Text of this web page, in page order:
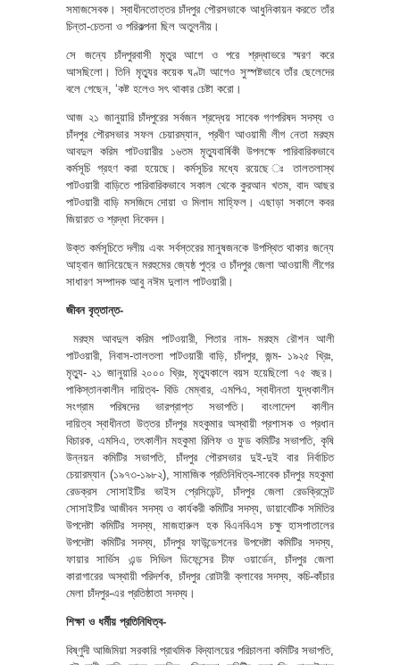
সমাজসেবক। স্বাধীনতোত্তর চাঁদপুর পৌরসভাকে আধুনিকায়ন করতে তাঁর
চিন্তা-চেতনা ও পরিকল্পনা ছিল অতুলনীয়।
সে জন্যে চাঁদপুরবাসী মৃতু্র আগে ও পরে শ্রদ্ধাভরে স্মরণ করে
আসছিলো। তিনি মৃত্যুর কয়েক ঘণ্টা আগেও সুস্পষ্টভাবে তাঁর ছেলেদের
বলে গেছেন, ‘কষ্ট হলেও সৎ থাকার চেষ্টা করো।
আজ ২১ জানুয়ারি চাঁদপুরের সর্বজন শ্রদ্ধেয় সাবেক গণপরিষদ সদস্য ও
চাঁদপুর পৌরসভার সফল চেয়ারম্যান, প্রবীণ আওয়ামী লীগ নেতা মরহুম
আবদুল করিম পাটওয়ারীর ১৬তম মৃত্যুবার্ষিকী উপলক্ষে পারিবারিকভাবে
কর্মসূচি গ্রহণ করা হয়েছে। কর্মসূচির মধ্যে রয়েছে ঃ তালতলাস্থ
পাটওয়ারী বাড়িতে পারিবারিকভাবে সকাল থেকে কুরআন খতম, বাদ আছর
পাটওয়ারী বাড়ি মসজিদে দোয়া ও মিলাদ মাহ্ফিল। এছাড়া সকালে কবর
জিয়ারত ও শ্রদ্ধা নিবেদন।
উক্ত কর্মসূচিতে দলীয় এবং সর্বস্তরের মানুষজনকে উপস্থিত থাকার জন্যে
আহ্বান জানিয়েছেন মরহুমের জ্যেষ্ঠ পুত্র ও চাঁদপুর জেলা আওয়ামী লীগের
সাধারণ সম্পাদক আবু নঈম দুলাল পাটওয়ারী।
জীবন বৃত্তান্ত-
মরহুম আবদুল করিম পাটওয়ারী, পিতার নাম- মরহুম রৌশন আলী
পাটওয়ারী, নিবাস-তালতলা পাটওয়ারী বাড়ি, চাঁদপুর, জন্ম- ১৯২৫ খ্রিঃ,
মৃত্যু- ২১ জানুয়ারি ২০০০ খ্রিঃ, মৃত্যুকালে বয়স হয়েছিলো ৭৫ বছর।
পাকিস্তানকালীন দায়িত্ব- বিডি মেম্বার, এমপিএ, স্বাধীনতা যুদ্ধকালীন
সংগ্রাম পরিষদের ভারপ্রাপ্ত সভাপতি। বাংলাদেশ কালীন
দায়িত্ব স্বাধীনতা উত্তর চাঁদপুর মহকুমার অস্থায়ী প্রশাসক ও প্রধান
বিচারক, এমসিএ, তৎকালীন মহকুমা রিলিফ ও ফুড কমিটির সভাপতি, কৃষি
উন্নয়ন কমিটির সভাপতি, চাঁদপুর পৌরসভার দুই-দুই বার নির্বাচিত
চেয়ারম্যান (১৯৭৩-১৯৮২), সামাজিক প্রতিনিধিত্ব-সাবেক চাঁদপুর মহকুমা
রেডক্রস সোসাইটির ভাইস প্রেসিডেন্ট, চাঁদপুর জেলা রেডক্রিসেন্ট
সোসাইটির আজীবন সদস্য ও কার্যকরী কমিটির সদস্য, ডায়াবেটিক সমিতির
উপদেষ্টা কমিটির সদস্য, মাজহারুল হক বিএনবিএস চক্ষু হাসপাতালের
উপদেষ্টা কমিটির সদস্য, চাঁদপুর ফাউন্ডেশনের উপদেষ্টা কমিটির সদস্য,
ফায়ার সার্ভিস এন্ড সিভিল ডিফেন্সের চীফ ওয়ার্ডেন, চাঁদপুর জেলা
কারাগারের অস্থায়ী পরিদর্শক, চাঁদপুর রোটারী ক্লাবের সদস্য, কচি-কাঁচার
মেলা চাঁদপুর-এর প্রতিষ্ঠাতা সদস্য।
শিক্ষা ও ধর্মীয় প্রতিনিধিত্ব-
বিষ্ণুদী আজিমিয়া সরকারি প্রাথমিক বিদ্যালয়ের পরিচালনা কমিটির সভাপতি,